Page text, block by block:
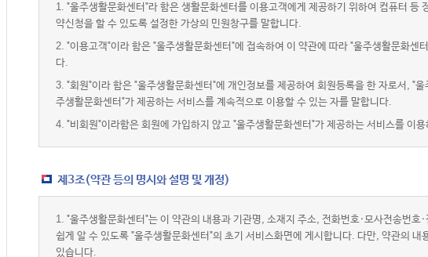
1. "울주생활문화센터"라 함은 생활문화센터를 이용고객에게 제공하기 위하여 컴퓨터 등
약신청을 할 수 있도록 설정한 가상의 민원창구를 말합니다.
2. "이용고객"이라 함은 "울주생활문화센터"에 접속하여 이 약관에 따라 "울주생활문화센
다.
3. "회원"이라 함은 "울주생활문화센터"에 개인정보를 제공하여 회원등록을 한 자로서, "
주생활문화센터"가 제공하는 서비스를 계속적으로 이용할 수 있는 자를 말합니다.
4. "비회원"이라함은 회원에 가입하지 않고 "울주생활문화센터"가 제공하는 서비스를 이
제3조(약관 등의 명시와 설명 및 개정)
1. "울주생활문화센터"는 이 약관의 내용과 기관명, 소재지 주소, 전화번호·모사전송번호
쉽게 알 수 있도록 "울주생활문화센터"의 초기 서비스화면에 게시합니다. 다만, 약관의
있습니다.